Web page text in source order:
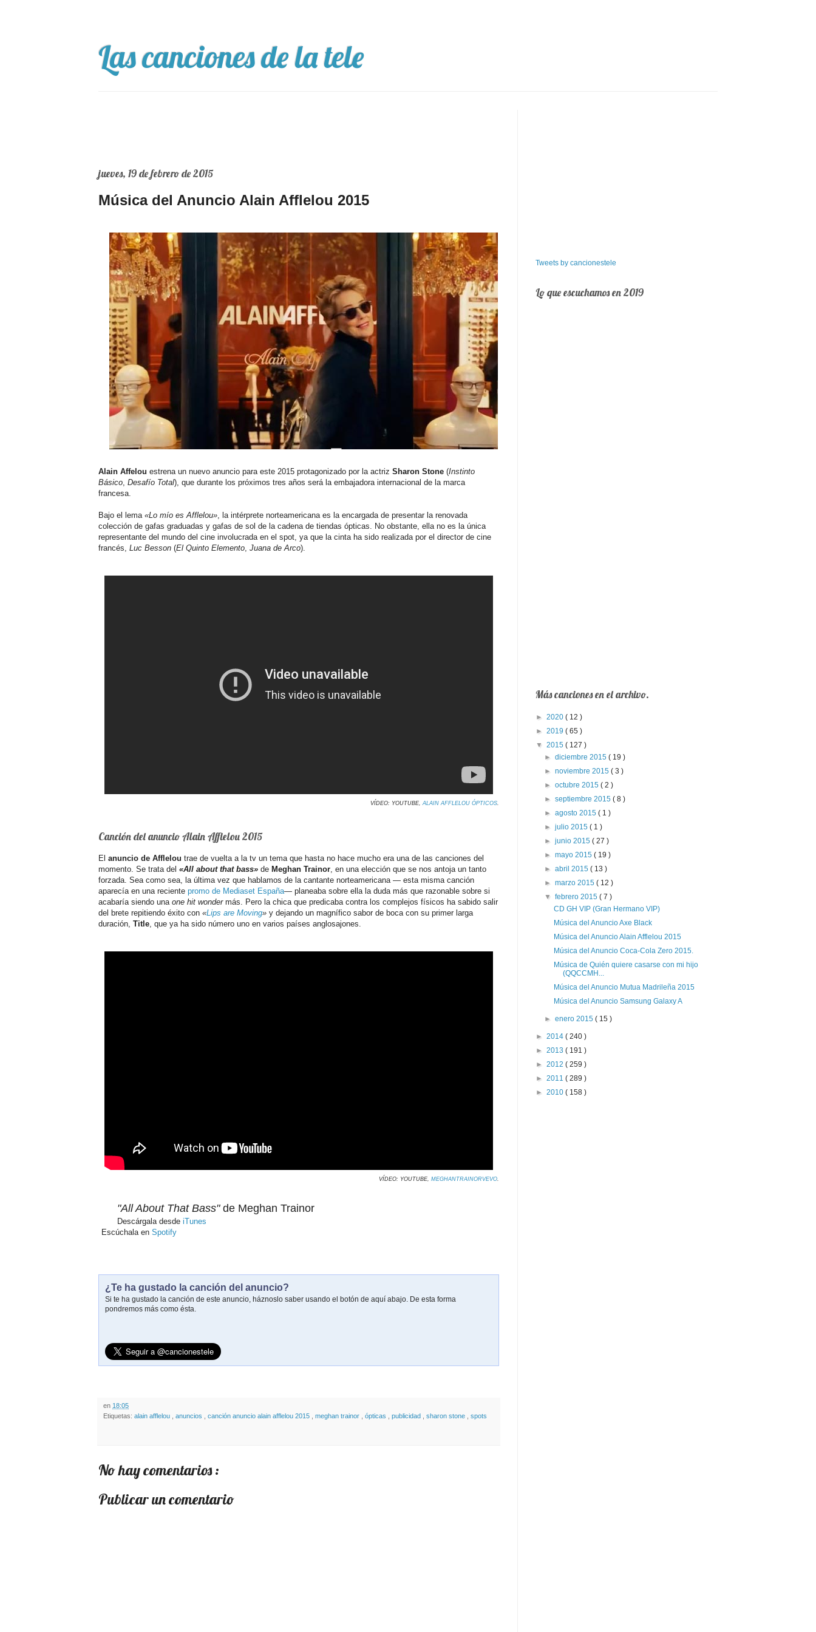
Las canciones de la tele
jueves, 19 de febrero de 2015
Música del Anuncio Alain Afflelou 2015
Alain Affelou estrena un nuevo anuncio para este 2015 protagonizado por la actriz Sharon Stone (Instinto
Básico, Desafío Total), que durante los próximos tres años será la embajadora internacional de la marca
francesa.
Bajo el lema «Lo mío es Afflelou», la intérprete norteamericana es la encargada de presentar la renovada
colección de gafas graduadas y gafas de sol de la cadena de tiendas ópticas. No obstante, ella no es la única
representante del mundo del cine involucrada en el spot, ya que la cinta ha sido realizada por el director de cine
francés, Luc Besson (El Quinto Elemento, Juana de Arco).
VÍDEO: YOUTUBE,ALAIN AFFLELOU ÓPTICOS.
Canción del anuncio Alain Afflelou 2015
El anuncio de Afflelou trae de vuelta a la tv un tema que hasta no hace mucho era una de las canciones del
momento. Se trata del «All about that bass» de Meghan Trainor, en una elección que se nos antoja un tanto
forzada. Sea como sea, la última vez que hablamos de la cantante norteamericana — esta misma canción
aparecía en una reciente promo de Mediaset España— planeaba sobre ella la duda más que razonable sobre si
acabaría siendo una one hit wondermás. Pero la chica que predicaba contra los complejos físicos ha sabido salir
del brete repitiendo éxito con «Lips are Moving» y dejando un magnífico sabor de boca con su primer larga
duración, Title, que ya ha sido número uno en varios países anglosajones.
VÍDEO: YOUTUBE, MEGHANTRAINORVEVO.
"All About That Bass"de Meghan Trainor
Descárgala desde iTunes
Escúchala en Spotify
¿Te ha gustado la canción del anuncio?
Si te ha gustado la canción de este anuncio, háznoslo saber usando el botón de aquí abajo. De esta forma
pondremos más como ésta.
en 18:05
Etiquetas: alain afflelou anuncios canción anuncio alain afflelou 2015 meghan trainor ópticas publicidad sharon stone spots
No hay comentarios :
Publicar un comentario
Tweets by cancionestele
Lo que escuchamos en 2019
Más canciones en el archivo.
► 2020 ( 12 )
► 2019 ( 65 )
▼ 2015 ( 127 )
►diciembre 2015( 19 )
►noviembre 2015( 3 )
►octubre 2015( 2 )
►septiembre 2015( 8 )
►agosto 2015( 1 )
►julio 2015( 1 )
►junio 2015( 27 )
►mayo 2015( 19 )
►abril 2015( 13 )
►marzo 2015( 12 )
▼febrero 2015( 7 )
CD GH VIP (Gran Hermano VIP)
Música del Anuncio Axe Black
Música del Anuncio Alain Afflelou 2015
Música del Anuncio Coca-Cola Zero 2015.
Música de Quién quiere casarse con mi hijo
(QQCCMH...
Música del Anuncio Mutua Madrileña 2015
Música del Anuncio Samsung Galaxy A
►enero 2015( 15 )
► 2014 ( 240 )
► 2013 ( 191 )
► 2012 ( 259 )
► 2011 ( 289 )
► 2010 ( 158 )